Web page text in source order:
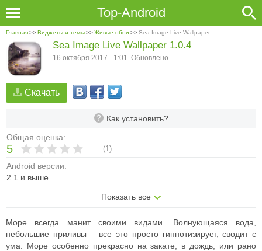
Top-Android
Главная>>Виджеты и темы>>Живые обои >>Sea Image Live Wallpaper
Скачать
Как установить?
Общая оценка:
5 (1)
Android версии:
2.1 и выше
Показать все
Sea Image Live Wallpaper 1.0.4
16 октября 2017 - 1:01. Обновлено
Море всегда манит своими видами. Волнующаяся вода,
небольшие приливы – все это просто гипнотизирует, сводит с
ума. Море особенно прекрасно на закате, в дождь, или рано